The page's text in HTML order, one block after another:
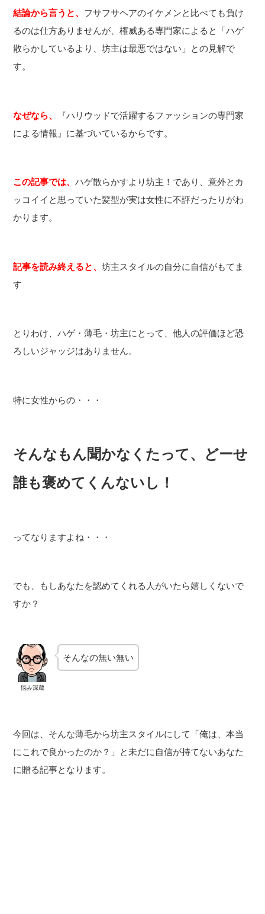
結論から言うと、 フサフサヘアのイケメンと比べても負け
るのは仕方ありませんが、権威ある専門家によると「ハゲ
散らかしているより、坊主は最悪ではない」との見解で
す。
なぜなら、
『ハリウッドで活躍するファッションの専門家
による情報』に基づいているからです。
この記事では、ハゲ散らかすより坊主！であり、意外とカ
ッコイイと思っていた髪型が実は女性に不評だったりがわ
かります。
記事を読み終えると、坊主スタイルの自分に自信がもてま
す
とりわけ、ハゲ・薄毛・坊主にとって、他人の評価ほど恐
ろしいジャッジはありません。
特に女性からの・・・
そんなもん聞かなくたって、どーせ
誰も褒めてくんないし！
ってなりますよね・・・
でも、もしあなたを認めてくれる人がいたら嬉しくないで
すか？
悩み深蔵
そんなの無い無い
今回は、そんな薄毛から坊主スタイルにして「俺は、本当
にこれで良かったのか？」と未だに自信が持てないあなた
に贈る記事となります。